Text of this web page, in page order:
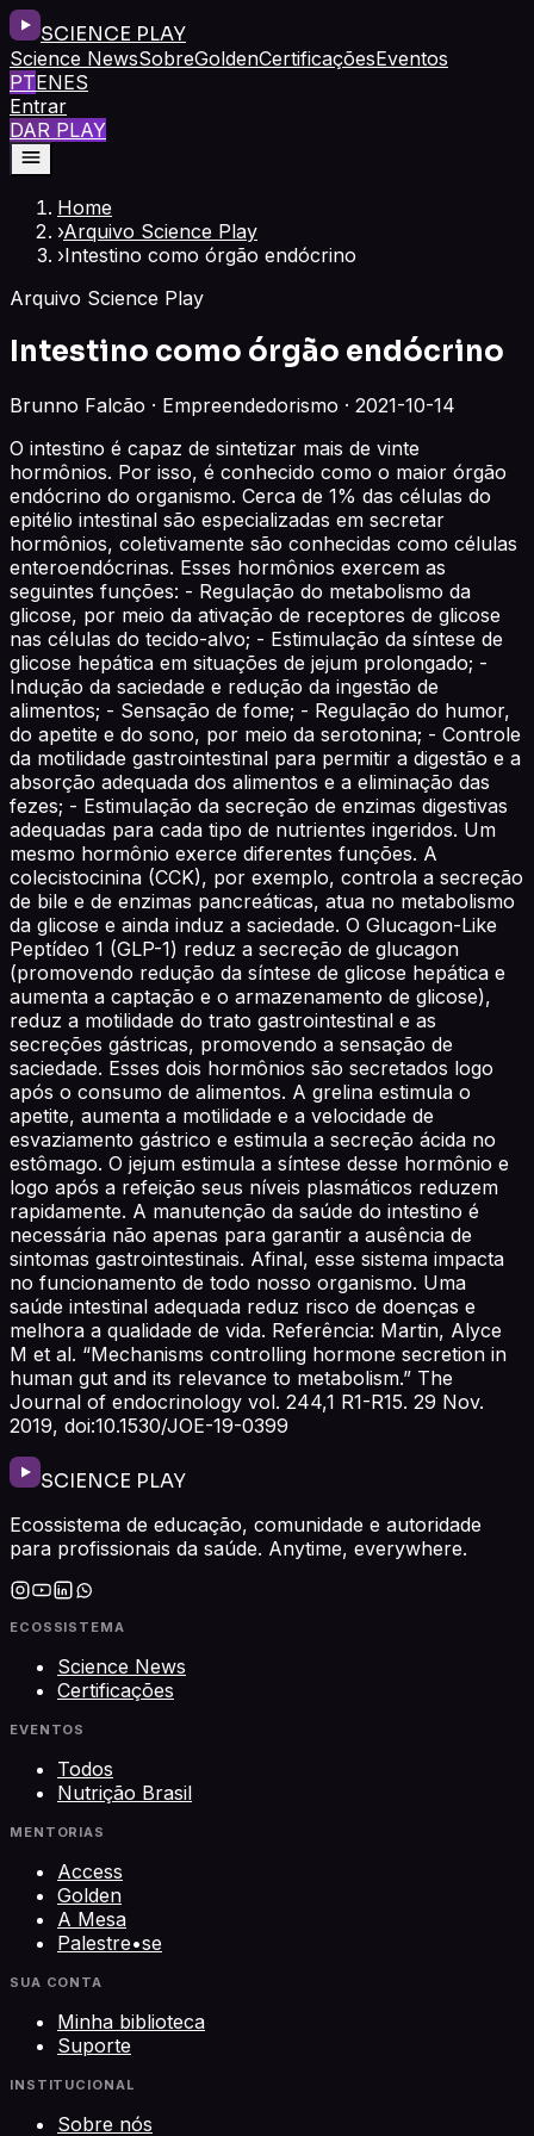
SCIENCE PLAY
Science NewsSobreGoldenCertificaçõesEventos
PTENES
Entrar
DAR PLAY
Home
›Arquivo Science Play
›Intestino como órgão endócrino
Arquivo Science Play
Intestino como órgão endócrino
Brunno Falcão · Empreendedorismo · 2021-10-14
O intestino é capaz de sintetizar mais de vinte
hormônios. Por isso, é conhecido como o maior órgão
endócrino do organismo. Cerca de 1% das células do
epitélio intestinal são especializadas em secretar
hormônios, coletivamente são conhecidas como células
enteroendócrinas. Esses hormônios exercem as
seguintes funções: - Regulação do metabolismo da
glicose, por meio da ativação de receptores de glicose
nas células do tecido-alvo; - Estimulação da síntese de
glicose hepática em situações de jejum prolongado; -
Indução da saciedade e redução da ingestão de
alimentos; - Sensação de fome; - Regulação do humor,
do apetite e do sono, por meio da serotonina; - Controle
da motilidade gastrointestinal para permitir a digestão e a
absorção adequada dos alimentos e a eliminação das
fezes; - Estimulação da secreção de enzimas digestivas
adequadas para cada tipo de nutrientes ingeridos. Um
mesmo hormônio exerce diferentes funções. A
colecistocinina (CCK), por exemplo, controla a secreção
de bile e de enzimas pancreáticas, atua no metabolismo
da glicose e ainda induz a saciedade. O Glucagon-Like
Peptídeo 1 (GLP-1) reduz a secreção de glucagon
(promovendo redução da síntese de glicose hepática e
aumenta a captação e o armazenamento de glicose),
reduz a motilidade do trato gastrointestinal e as
secreções gástricas, promovendo a sensação de
saciedade. Esses dois hormônios são secretados logo
após o consumo de alimentos. A grelina estimula o
apetite, aumenta a motilidade e a velocidade de
esvaziamento gástrico e estimula a secreção ácida no
estômago. O jejum estimula a síntese desse hormônio e
logo após a refeição seus níveis plasmáticos reduzem
rapidamente. A manutenção da saúde do intestino é
necessária não apenas para garantir a ausência de
sintomas gastrointestinais. Afinal, esse sistema impacta
no funcionamento de todo nosso organismo. Uma
saúde intestinal adequada reduz risco de doenças e
melhora a qualidade de vida. Referência: Martin, Alyce
M et al. “Mechanisms controlling hormone secretion in
human gut and its relevance to metabolism.” The
Journal of endocrinology vol. 244,1 R1-R15. 29 Nov.
2019, doi:10.1530/JOE-19-0399
SCIENCE PLAY
Ecossistema de educação, comunidade e autoridade
para profissionais da saúde. Anytime, everywhere.
ECOSSISTEMA
Science News
Certificações
EVENTOS
Todos
Nutrição Brasil
MENTORIAS
Access
Golden
A Mesa
Palestre•se
SUA CONTA
Minha biblioteca
Suporte
INSTITUCIONAL
Sobre nós